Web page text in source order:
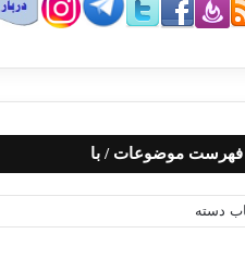
فهرست موضوعات / با